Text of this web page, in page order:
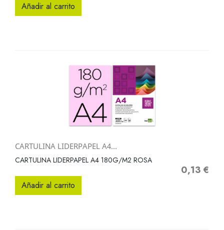
Añadir al carrito
CARTULINA LIDERPAPEL A4...
CARTULINA LIDERPAPEL A4 180G/M2 ROSA
Precio
0,13 €
Añadir al carrito